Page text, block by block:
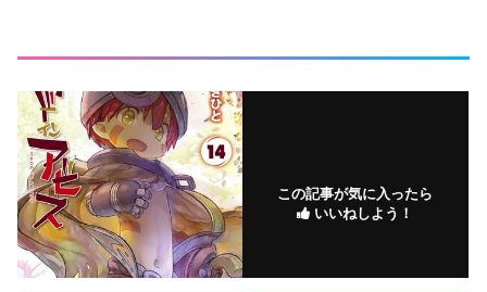
この記事が気に入ったら
いいねしよう！